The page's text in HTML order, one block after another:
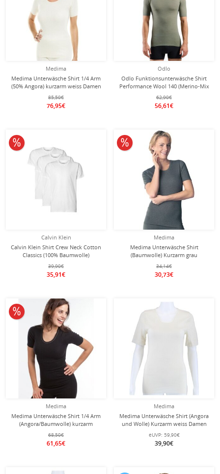
Medima
Medima Unterwäsche Shirt 1/4 Arm
(50% Angora) kurzarm weiss Damen
(Gr. S-L)
85,50€
76,95€
Odlo
Odlo Funktionsunterwäsche Shirt
Performance Wool 140 (Merino-Mix
, nahtlos, schnelltrocknend) grün
Herren
62,90€
56,61€
Calvin Klein
Calvin Klein Shirt Crew Neck Cotton
Classics (100% Baumwolle)
Unterwäsche weiss Herren - 3er
Pack
39,90€
35,91€
10% reduziert
Medima
Medima Unterwäsche Shirt
(Baumwolle) Kurzarm grau
Damen(Gr. S-L)
34,14€
30,73€
10% reduziert
Medima
Medima Unterwäsche Shirt 1/4 Arm
(Angora/Baumwolle) kurzarm
asphaltgrau Damen (Gr. XL)
68,50€
61,65€
10% reduziert
Medima
Medima Unterwäsche Shirt (Angora
und Wolle) Kurzarm weiss Damen
(Gr. S-L)
eUVP: 59,90€
39,90€